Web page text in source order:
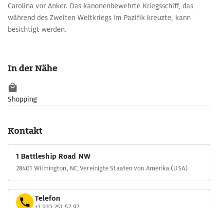
Carolina vor Anker. Das kanonenbewehrte Kriegsschiff, das
während des Zweiten Weltkriegs im Pazifik kreuzte, kann
besichtigt werden.
In der Nähe
Shopping
Kontakt
1 Battleship Road NW
28401 Wilmington, NC, Vereinigte Staaten von Amerika (USA)
Telefon